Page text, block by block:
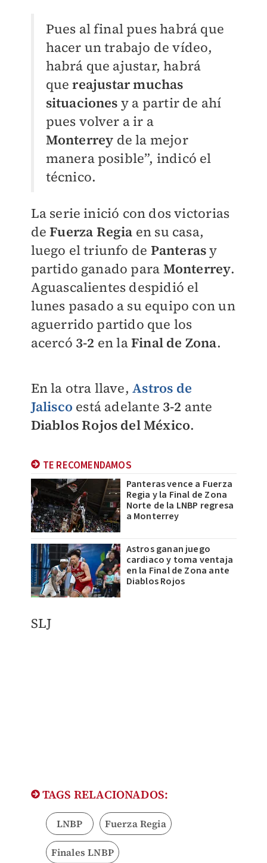
Pues al final pues habrá que
hacer un trabajo de vídeo,
habrá que ajustar, habrá
quereajustar muchas
situaciones y a partir de ahí
pues volver a ir a
Monterrey de la mejor
manera posible”, indicó el
técnico.
La serie inició con dos victorias
de Fuerza Regia en su casa,
luego el triunfo de Panterasy
partido ganado para Monterrey.
Aguascalientes despidió el
lunes pasado a su equipo con un
aguerrido partido que los
acercó 3-2 en laFinal de Zona.
En la otra llave,Astros de
Jalisco está adelante 3-2 ante
Diablos Rojos del México.
TE RECOMENDAMOS
Panteras vence a Fuerza
Regia y la Final de Zona
Norte de la LNBP regresa
a Monterrey
Astros ganan juego
cardiaco y toma ventaja
en la Final de Zona ante
Diablos Rojos
SLJ
TAGS RELACIONADOS:
LNBP Fuerza Regia
Finales LNBP